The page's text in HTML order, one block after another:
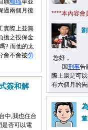
願離職單並
過兩個月後
實際上並無
擔之投保金
? 而他的太
會不會被勞
****本內容會
您好，
因刑事告
際上還是可
有六個月的
簽和解
中,我也住台
是否可以電